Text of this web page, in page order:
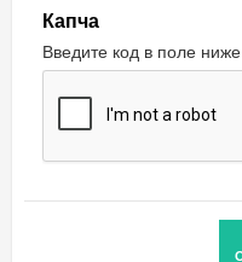
Капча
Введите код в поле ниже